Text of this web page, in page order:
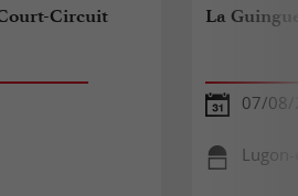
Circuit La
07/08/